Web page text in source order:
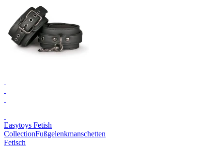
Easytoys Fetish
CollectionFußgelenkmanschetten
Fetisch